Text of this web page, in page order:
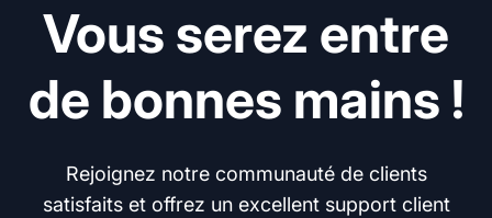
Vous serez entre
de bonnes mains !
Rejoignez notre communauté de clients
satisfaits et offrez un excellent support client